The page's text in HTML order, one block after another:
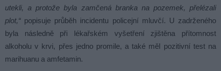
utekli, a protože byla zamčená branka na pozemek, přelézali
plot,“ popisuje průběh incidentu policejní mluvčí. U zadrženého
byla následně při lékařském vyšetření zjištěna přítomnost
alkoholu v krvi, přes jedno promile, a také měl pozitivní test na
marihuanu a amfetamin.